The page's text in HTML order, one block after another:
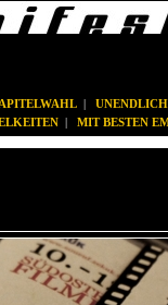
|
| MIT BESTEN